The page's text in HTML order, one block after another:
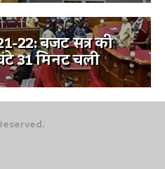
22: बजट सत्र की
31 मिनट चली